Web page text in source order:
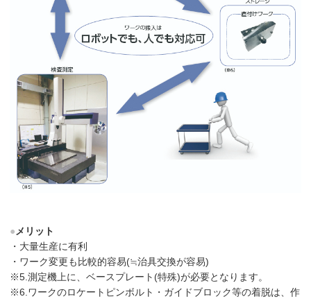
●メリット
・大量生産に有利
・ワーク変更も比較的容易(≒治具交換が容易)
※5.測定機上に、ベースプレート(特殊)が必要となります。
※6.ワークのロケートピンボルト・ガイドブロック等の着脱は、作